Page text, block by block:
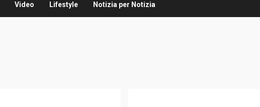
Video Lifestyle Notizia per Notizia